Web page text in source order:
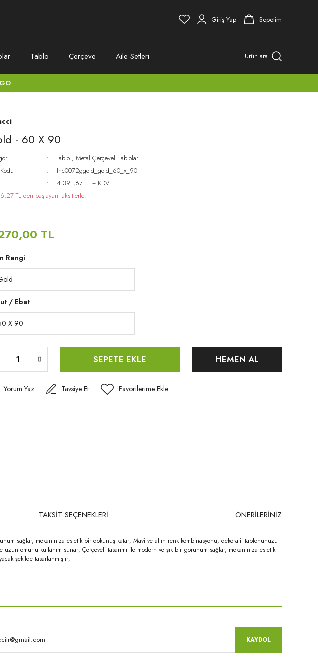
Giriş Yap Sepetim
Tablo Çerçeve Aile Setleri Ürün ara
- 60 X 90
Tablo , Metal Çerçeveli Tablolar
lnc0072ggold_gold_60_x_90
4.391,67 TL + KDV
TL den başlayan taksitlerle!
TL
Rengi
/ Ebat
SEPETE EKLE HEMEN AL
Yorum Yaz Tavsiye Et
TAKSİT SEÇENEKLERİ ÖNERİLERİNİZ
sağlar, mekanınıza estetik bir dokunuş katar; Mavi ve altın renk kombinasyonu, dekoratif tablonunuzu
uzun ömürlü kullanım sunar; Çerçeveli tasarımı ile modern ve şık bir görünüm sağlar, mekanınıza estetik
şekilde tasarlanmıştır;
KAYDOL